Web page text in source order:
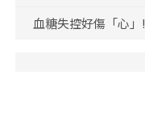
血糖失控好傷「心」!